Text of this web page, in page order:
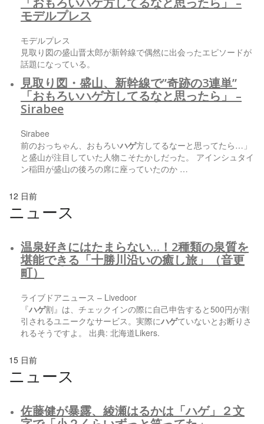
モデルプレス
モデルプレス
見取り図の盛山晋太郎が新幹線で偶然に出会ったエピソードが
話題になっている。
見取り図・盛山、新幹線で”奇跡の3連単”
「おもろいハゲ方してるなと思ったら」 –
Sirabee
Sirabee
前のおっちゃん、おもろいハゲ方してるなーと思ってたら…」
と盛山が注目していた人物こそたかしだった。 アインシュタイ
ン稲田が盛山の後ろの席に座っていたのか …
12 日前
ニュース
温泉好きにはたまらない…！2種類の泉質を
堪能できる「十勝川沿いの癒し旅」（音更
町）
ライブドアニュース – Livedoor
『ハゲ割』は、チェックインの際に自己申告すると500円が割
引されるユニークなサービス。実際にハゲていないとお断りさ
れるそうですよ。 出典: 北海道Likers.
15 日前
ニュース
佐藤健が暴露、綾瀬はるかは「ハゲ」２文